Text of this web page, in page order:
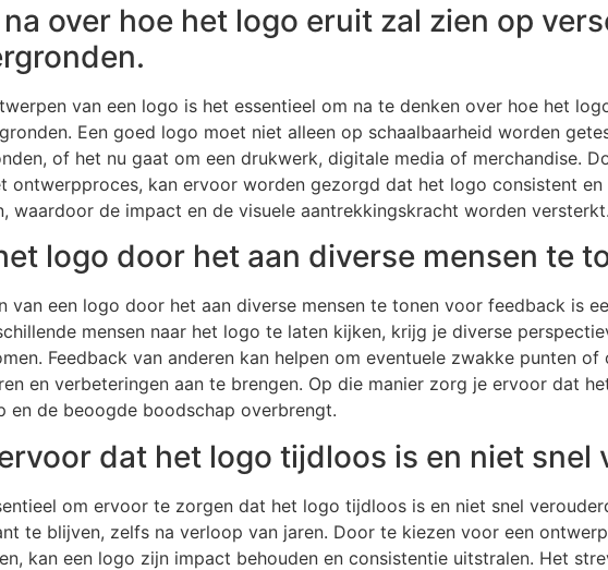
over hoe het logo eruit zal zien op
van een logo is het essentieel om na te denken over hoe het
Een goed logo moet niet alleen op schaalbaarheid worden
of het nu gaat om een drukwerk, digitale media of merchandise.
ontwerpproces, kan ervoor worden gezorgd dat het logo consistent
waardoor de impact en de visuele aantrekkingskracht worden versterkt.
logo door het aan diverse mensen te
van een logo door het aan diverse mensen te tonen voor feedback is
mensen naar het logo te laten kijken, krijg je diverse
Feedback van anderen kan helpen om eventuele zwakke punten
en verbeteringen aan te brengen. Op die manier zorg je ervoor dat
en de beoogde boodschap overbrengt.
dat het logo tijdloos is en niet snel
om ervoor te zorgen dat het logo tijdloos is en niet snel
te blijven, zelfs na verloop van jaren. Door te kiezen voor een
kan een logo zijn impact behouden en consistentie uitstralen. Het